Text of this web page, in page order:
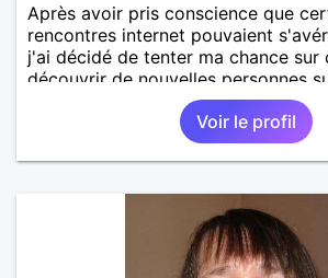
Après avoir pris conscience que
rencontres internet pouvaient
j'ai décidé de tenter ma chance sur
découvrir de nouvelles personnes
Loir voire Le Mans ou La Flèche !
Voir le profil